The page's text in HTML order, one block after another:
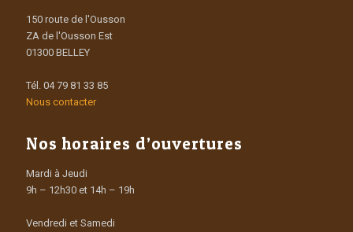
150 route de l'Ousson
ZA de l'Ousson Est
01300 BELLEY
Tél. 04 79 81 33 85
Nous contacter
Nos horaires d’ouvertures
Mardi à Jeudi
9h – 12h30 et 14h – 19h
Vendredi et Samedi